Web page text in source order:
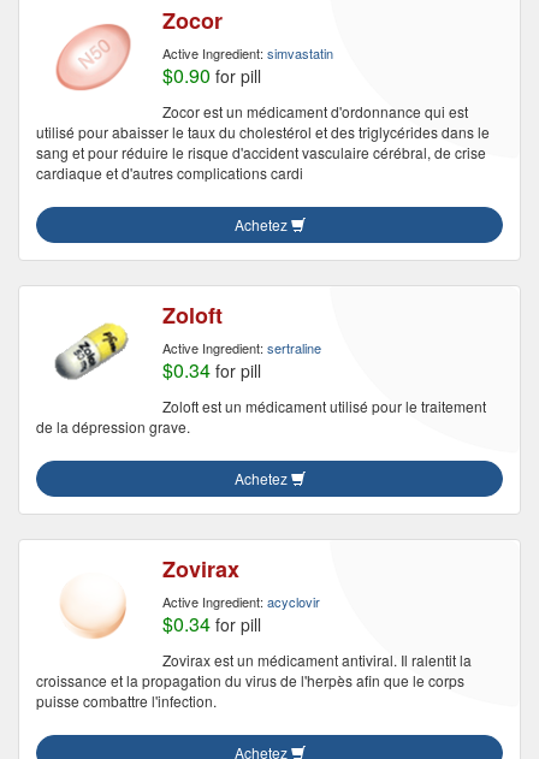
Zocor
Active Ingredient: simvastatin
$0.90 for pill
Zocor est un médicament d'ordonnance qui est
utilisé pour abaisser le taux du cholestérol et des triglycérides dans le
sang et pour réduire le risque d'accident vasculaire cérébral, de crise
cardiaque et d'autres complications cardi
Achetez
Zoloft
Active Ingredient: sertraline
$0.34 for pill
Zoloft est un médicament utilisé pour le traitement
de la dépression grave.
Achetez
Zovirax
Active Ingredient: acyclovir
$0.34 for pill
Zovirax est un médicament antiviral. Il ralentit la
croissance et la propagation du virus de l'herpès afin que le corps
puisse combattre l'infection.
Achetez